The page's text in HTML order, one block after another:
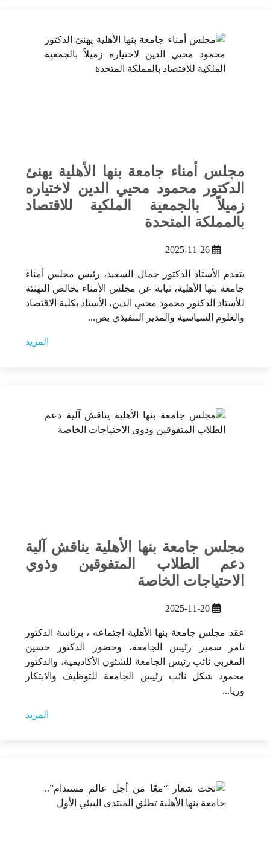
مجلس أمناء جامعة بنها الأهلية يهنئ
الدكتور محمود محيي الدين لاختياره
زميلاً بالجمعية الملكية للاقتصاد
بالمملكة المتحدة
2025-11-26
يتقدم الأستاذ الدكتور جمال السعيد، رئيس مجلس أمناء
جامعة بنها الأهلية، نيابة عن مجلس الأمناء بخالص التهنئة
للأستاذ الدكتور محمود محيي الدين، الأستاذ بكلية الاقتصاد
والعلوم السياسية والمدير التنفيذي بص...
المزيد
مجلس جامعة بنها الأهلية يناقش آلية
دعم الطلاب المتفوقين وذوي
الاحتياجات الخاصة
2025-11-20
عقد مجلس جامعة بنها الأهلية اجتماعه ، برئاسة الدكتور
تامر سمير رئيس الجامعة، وحضور الدكتور حسين
المغربي نائب رئيس الجامعة للشئون الأكاديمية، والدكتور
محمود شكل نائب رئيس الجامعة للتوظيف والابتكار
وريا...
المزيد